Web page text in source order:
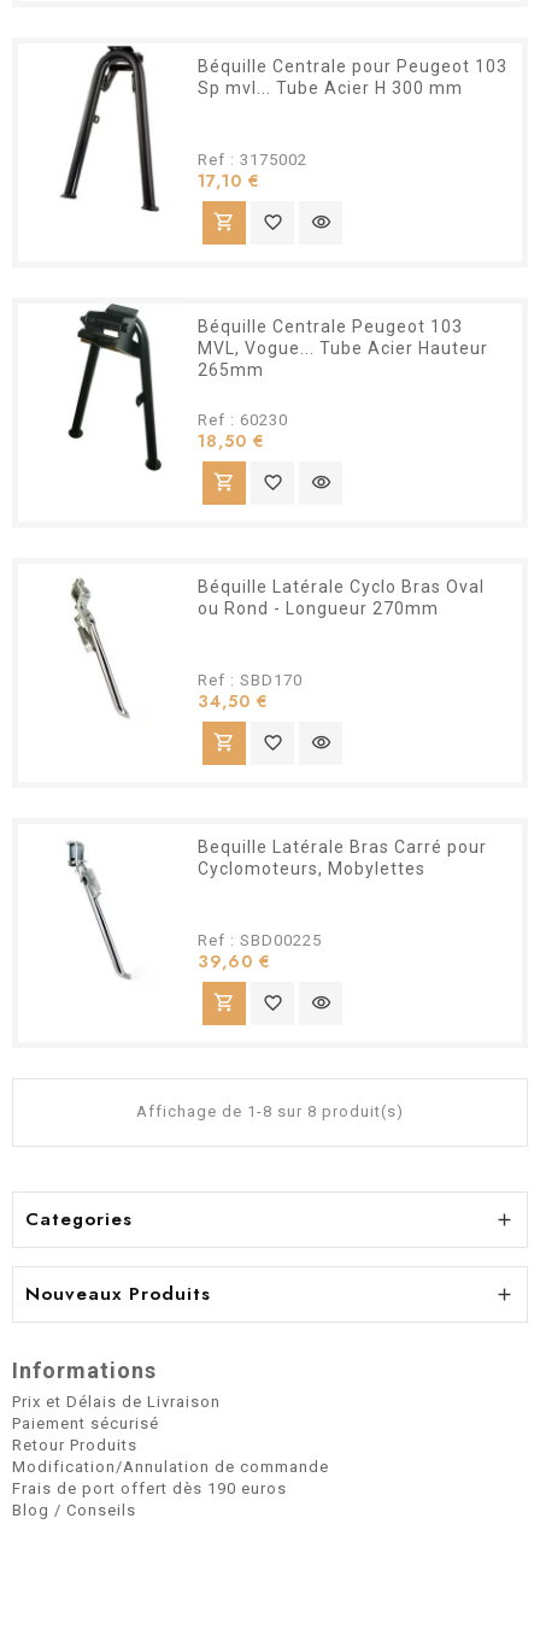
Béquille Centrale pour Peugeot 103
Sp mvl... Tube Acier H 300 mm
Ref : 3175002
17,10 €
shopping_cart favorite_border visibility
Béquille Centrale Peugeot 103
MVL, Vogue... Tube Acier Hauteur
265mm
Ref : 60230
18,50 €
shopping_cart favorite_border visibility
Béquille Latérale Cyclo Bras Oval
ou Rond - Longueur 270mm
Ref : SBD170
34,50 €
shopping_cart favorite_border visibility
Bequille Latérale Bras Carré pour
Cyclomoteurs, Mobylettes
Ref : SBD00225
39,60 €
shopping_cart favorite_border visibility
Affichage de 1-8 sur 8 produit(s)
Categories 
Nouveaux Produits 
Informations
Prix et Délais de Livraison
Paiement sécurisé
Retour Produits
Modification/Annulation de commande
Frais de port offert dès 190 euros
Blog / Conseils